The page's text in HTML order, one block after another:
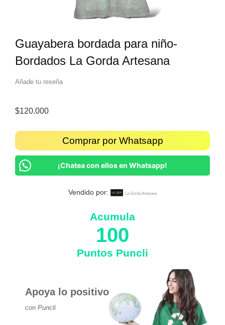
Guayabera bordada para niño-
Bordados La Gorda Artesana
Añade tu reseña
$120.000
Comprar por Whatsapp
¡Chatea con ellos en Whatsapp!
Vendido por: La Gorda Artesana
Acumula
100
Puntos Puncli
Apoya lo positivo
con Puncli